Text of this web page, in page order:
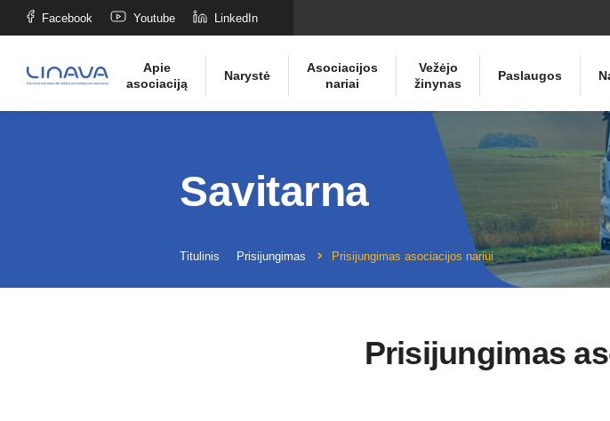
Facebook Youtube LinkedIn
Apie
asociaciją
Narystė
Asociacijos
nariai
Vežėjo
žinynas
Paslaugos
Savitarna
Titulinis Prisijungimas Prisijungimas asociacijos nariui
Prisijungimas